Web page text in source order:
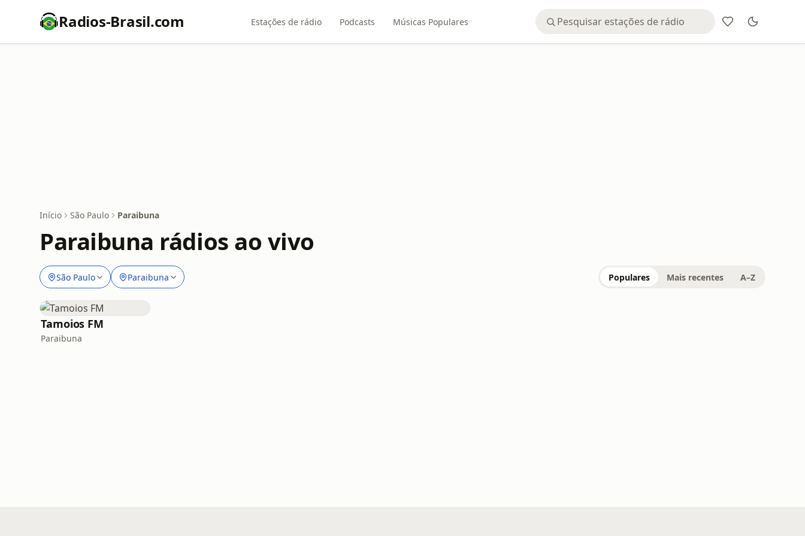
Radios-Brasil.com Estações de rádio Podcasts Músicas Populares
Início São Paulo Paraibuna
Paraibuna rádios ao vivo
São Paulo Paraibuna Populares Mais recentes A–Z
Tamoios FM
Paraibuna